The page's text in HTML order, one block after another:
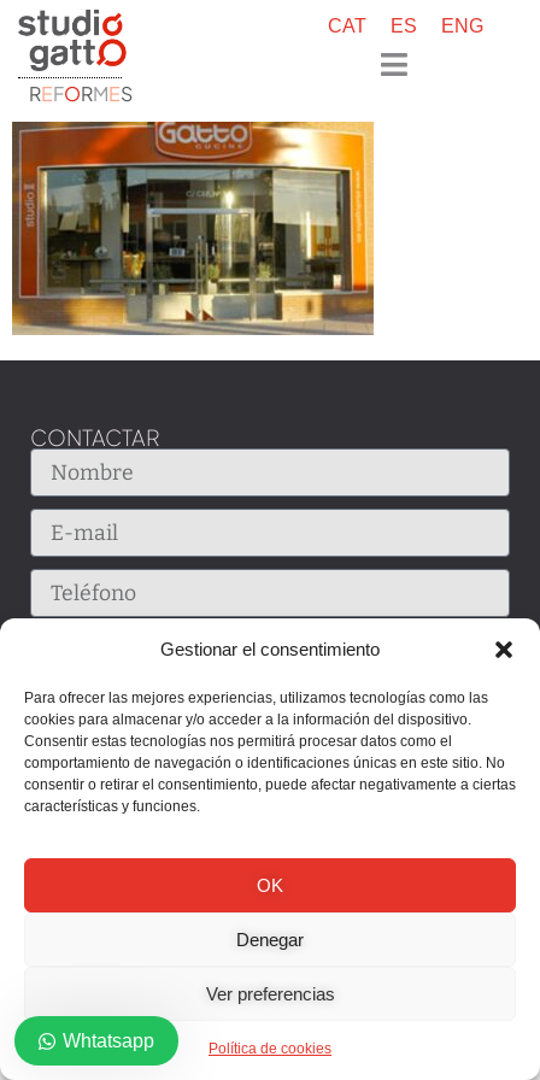
Gestionar el consentimiento
Para ofrecer las mejores experiencias, utilizamos tecnologías como las
cookies para almacenar y/o acceder a la información del dispositivo.
Consentir estas tecnologías nos permitirá procesar datos como el
comportamiento de navegación o identificaciones únicas en este sitio. No
consentir o retirar el consentimiento, puede afectar negativamente a ciertas
características y funciones.
OK
Denegar
Ver preferencias
Política de cookies
REFORMES
CAT ES ENG
CONTACTAR
Enviar
Whtatsapp